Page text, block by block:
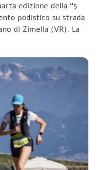
edizione della “5
podistico su strada
di Zimella (VR). La